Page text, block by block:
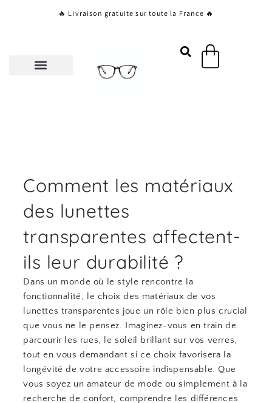
🔥 Livraison gratuite sur toute la France 🔥
Panier
Comment les matériaux
des lunettes
transparentes affectent-
ils leur durabilité ?
Dans un monde où le style rencontre la
fonctionnalité, le choix des matériaux de vos
lunettes transparentes joue un rôle bien plus crucial
que vous ne le pensez. Imaginez-vous en train de
parcourir les rues, le soleil brillant sur vos verres,
tout en vous demandant si ce choix favorisera la
longévité de votre accessoire indispensable. Que
vous soyez un amateur de mode ou simplement à la
recherche de confort, comprendre les différences